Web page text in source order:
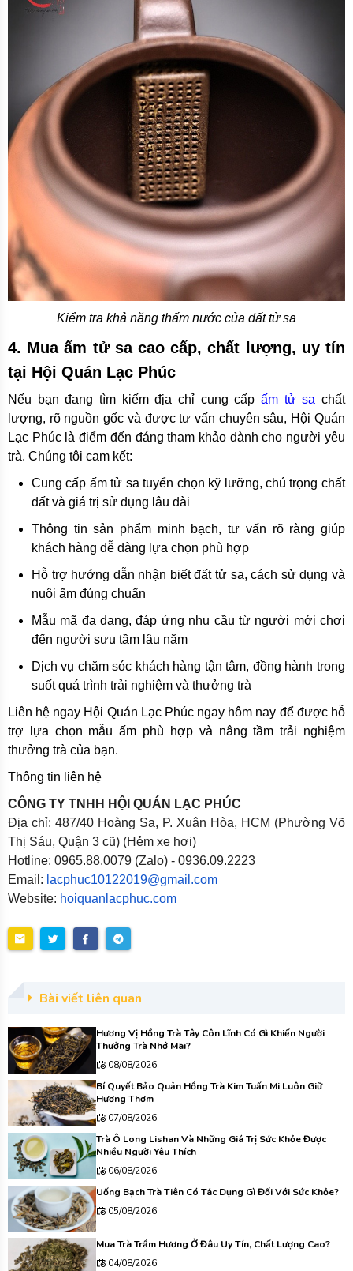
Kiểm tra khả năng thấm nước của đất tử sa
4. Mua ấm tử sa cao cấp, chất lượng, uy tín
tại Hội Quán Lạc Phúc
Nếu bạn đang tìm kiếm địa chỉ cung cấp ấm tử sa chất
lượng, rõ nguồn gốc và được tư vấn chuyên sâu, Hội Quán
Lạc Phúc là điểm đến đáng tham khảo dành cho người yêu
trà. Chúng tôi cam kết:
Cung cấp ấm tử sa tuyển chọn kỹ lưỡng, chú trọng chất
đất và giá trị sử dụng lâu dài
Thông tin sản phẩm minh bạch, tư vấn rõ ràng giúp
khách hàng dễ dàng lựa chọn phù hợp
Hỗ trợ hướng dẫn nhận biết đất tử sa, cách sử dụng và
nuôi ấm đúng chuẩn
Mẫu mã đa dạng, đáp ứng nhu cầu từ người mới chơi
đến người sưu tầm lâu năm
Dịch vụ chăm sóc khách hàng tận tâm, đồng hành trong
suốt quá trình trải nghiệm và thưởng trà
Liên hệ ngay Hội Quán Lạc Phúc ngay hôm nay để được hỗ
trợ lựa chọn mẫu ấm phù hợp và nâng tầm trải nghiệm
thưởng trà của bạn.
Thông tin liên hệ
CÔNG TY TNHH HỘI QUÁN LẠC PHÚC
Địa chỉ: 487/40 Hoàng Sa, P. Xuân Hòa, HCM (Phường Võ
Thị Sáu, Quận 3 cũ) (Hẻm xe hơi)
Hotline: 0965.88.0079 (Zalo) - 0936.09.2223
Email: lacphuc10122019@gmail.com
Website: hoiquanlacphuc.com
Bài viết liên quan
Hương Vị Hồng Trà Tây Côn Lĩnh Có Gì Khiến Người
Thưởng Trà Nhớ Mãi?
08/08/2026
Bí Quyết Bảo Quản Hồng Trà Kim Tuấn Mi Luôn Giữ
Hương Thơm
07/08/2026
Trà Ô Long Lishan Và Những Giá Trị Sức Khỏe Được
Nhiều Người Yêu Thích
06/08/2026
Uống Bạch Trà Tiên Có Tác Dụng Gì Đối Với Sức Khỏe?
05/08/2026
Mua Trà Trầm Hương Ở Đâu Uy Tín, Chất Lượng Cao?
04/08/2026